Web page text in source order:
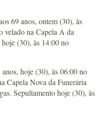
69 anos, ontem (30), às
velado na Capela A da
(30), às 14:00 no
hoje (30), às 06:00 no
Capela Nova da Funerária
Sepultamento hoje (30), às